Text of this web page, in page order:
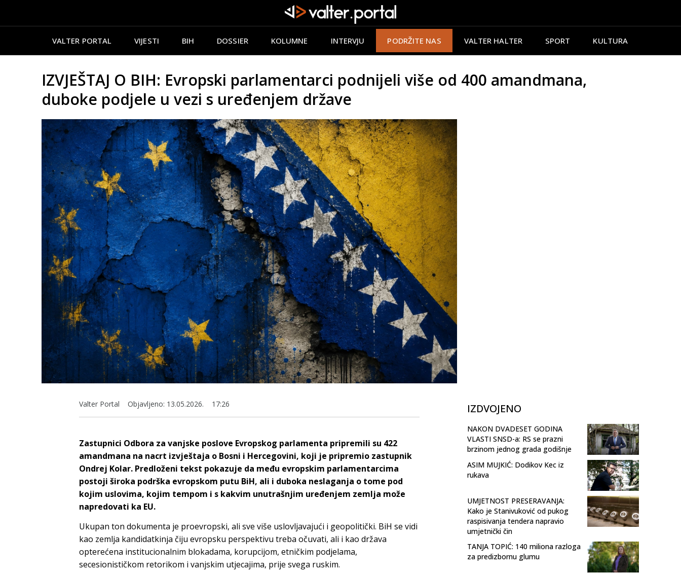
VALTER PORTAL VIJESTI BIH DOSSIER KOLUMNE INTERVJU PODRŽITE NAS VALTER HALTER SPORT KULTURA
IZVJEŠTAJ O BIH: Evropski parlamentarci podnijeli više od 400 amandmana,
duboke podjele u vezi s uređenjem države
Valter Portal Objavljeno: 13.05.2026. 17:26
Zastupnici Odbora za vanjske poslove Evropskog parlamenta pripremili su 422
amandmana na nacrt izvještaja o Bosni i Hercegovini, koji je pripremio zastupnik
Ondrej Kolar. Predloženi tekst pokazuje da među evropskim parlamentarcima
postoji široka podrška evropskom putu BiH, ali i duboka neslaganja o tome pod
kojim uslovima, kojim tempom i s kakvim unutrašnjim uređenjem zemlja može
napredovati ka EU.
Ukupan ton dokumenta je proevropski, ali sve više uslovljavajući i geopolitički. BiH se vidi
kao zemlja kandidatkinja čiju evropsku perspektivu treba očuvati, ali i kao država
opterećena institucionalnim blokadama, korupcijom, etničkim podjelama,
secesionističkom retorikom i vanjskim utjecajima, prije svega ruskim.
IZDVOJENO
NAKON DVADESET GODINA
VLASTI SNSD-a: RS se prazni
brzinom jednog grada godišnje
ASIM MUJKIĆ: Dodikov Kec iz
rukava
UMJETNOST PRESERAVANJA:
Kako je Stanivuković od pukog
raspisivanja tendera napravio
umjetnički čin
TANJA TOPIĆ: 140 miliona razloga
za predizbornu glumu